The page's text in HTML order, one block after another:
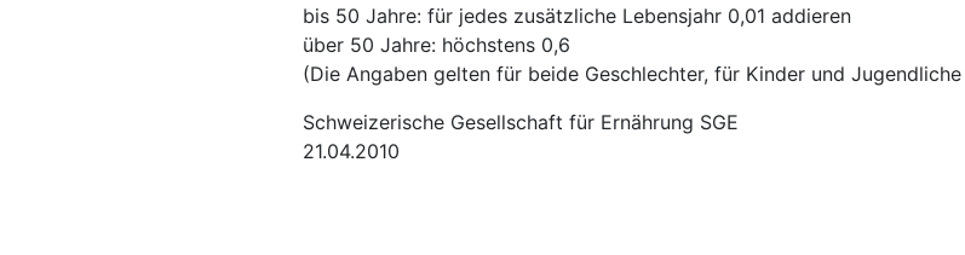
bis 50 Jahre: für jedes zusätzliche Lebensjahr 0,01 addieren
über 50 Jahre: höchstens 0,6
(Die Angaben gelten für beide Geschlechter, für Kinder und
Schweizerische Gesellschaft für Ernährung SGE
21.04.2010